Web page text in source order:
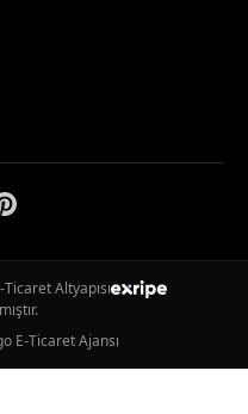
Altyapısı
E-Ticaret Ajansı